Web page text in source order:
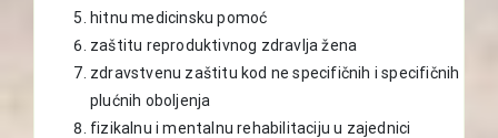
hitnu medicinsku pomoć
zaštitu reproduktivnog zdravlja žena
zdravstvenu zaštitu kod ne specifičnih i specifičnih
plućnih oboljenja
fizikalnu i mentalnu rehabilitaciju u zajednici